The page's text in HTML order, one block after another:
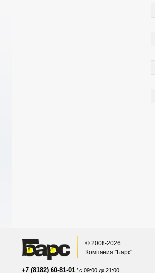
© 2008-2026
Компания "Барс"
+7 (8182) 60-81-01 / с 09:00 до 21:00